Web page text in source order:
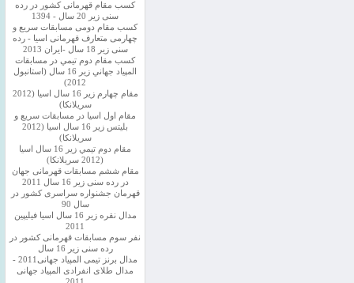
کسب مقام قهرمانی کشور در رده
سنی زیر 20 سال - 1394
کسب مقام دومی مسابقات سریع و
چهارمی متعارف قهرمانی اسیا - رده
سنی زیر 18 سال -ایران 2013
كسب مقام دوم تيمي در مسابقات
المپياد جهاني زير 16 سال (استانبول
2012)
مقام چهارم زير 16 سال اسيا (2012
سريلانكا)
مقام اول اسيا در مسابقات سريع و
بليتس زير 16 سال اسيا (2012
سريلانكا)
مقام دوم تيمي زير 16 سال اسيا
(2012 سريلانكا)
مقام ششم مسابقات قهرمانی جهان
در رده سنی زیر 16 سال 2011
قهرمان جشنواره سراسری کشور در
سال 90
مدال نقره زیر 16 سال اسیا فیلیپین
2011
نفر سوم مسابقات قهرمانی کشور در
رده سنی زیر 16 سال
مدال برنز تیمی المپیاد جهانی2011 -
مدال طلای انفرادی المپیاد جهانی